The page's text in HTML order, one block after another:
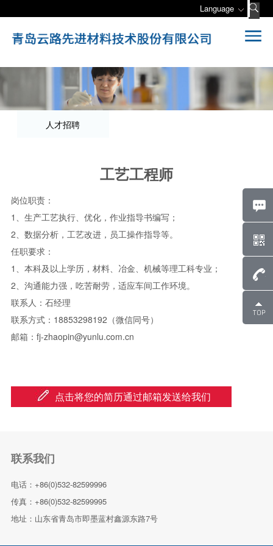
Language
人才招聘
工艺工程师
岗位职责：
1、生产工艺执行、优化，作业指导书编写；
2、数据分析，工艺改进，员工操作指导等。
任职要求：
1、本科及以上学历，材料、冶金、机械等理工科专业；
2、沟通能力强，吃苦耐劳，适应车间工作环境。
联系人：石经理
联系方式：18853298192（微信同号）
邮箱：fj-zhaopin@yunlu.com.cn
点击将您的简历通过邮箱发送给我们
联系我们
电话：+86(0)532-82599996
传真：+86(0)532-82599995
地址：山东省青岛市即墨蓝村鑫源东路7号